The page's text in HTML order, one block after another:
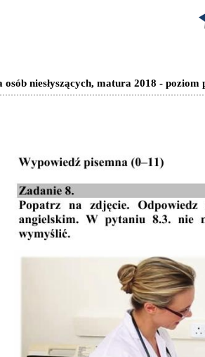
osób niesłyszących, matura 2018 - poziom